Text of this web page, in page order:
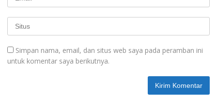
Simpan nama, email, dan situs web saya pada peramban ini
untuk komentar saya berikutnya.